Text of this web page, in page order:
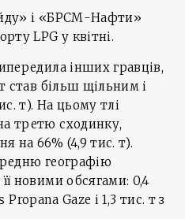
і «БРСМ-Нафти»
LPG у квітні.
інших гравців,
став більш щільним і
т). На цьому тлі
третю сходинку,
на 66% (4,9 тис. т).
географію
новими обсягами: 0,4
Propana Gaze і 1,3 тис. т з